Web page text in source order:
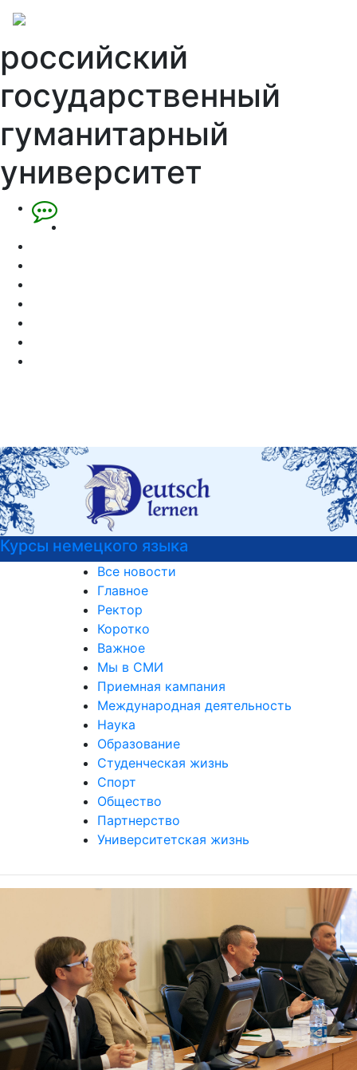
российский
государственный
гуманитарный
университет
Курсы немецкого языка
Все новости
Главное
Ректор
Коротко
Важное
Мы в СМИ
Приемная кампания
Международная деятельность
Наука
Образование
Студенческая жизнь
Спорт
Общество
Партнерство
Университетская жизнь